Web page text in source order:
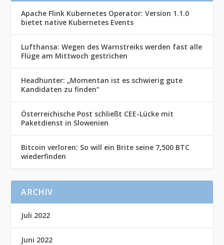
Apache Flink Kubernetes Operator: Version 1.1.0
bietet native Kubernetes Events
Lufthansa: Wegen des Warnstreiks werden fast alle
Flüge am Mittwoch gestrichen
Headhunter: „Momentan ist es schwierig gute
Kandidaten zu finden“
Österreichische Post schließt CEE-Lücke mit
Paketdienst in Slowenien
Bitcoin verloren: So will ein Brite seine 7,500 BTC
wiederfinden
ARCHIV
Juli 2022
Juni 2022